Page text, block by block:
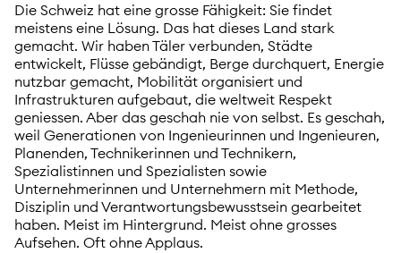
Die Schweiz hat eine grosse Fähigkeit: Sie findet
meistens eine Lösung. Das hat dieses Land stark
gemacht. Wir haben Täler verbunden, Städte
entwickelt, Flüsse gebändigt, Berge durchquert, Energie
nutzbar gemacht, Mobilität organisiert und
Infrastrukturen aufgebaut, die weltweit Respekt
geniessen. Aber das geschah nie von selbst. Es geschah,
weil Generationen von Ingenieurinnen und Ingenieuren,
Planenden, Technikerinnen und Technikern,
Spezialistinnen und Spezialisten sowie
Unternehmerinnen und Unternehmern mit Methode,
Disziplin und Verantwortungsbewusstsein gearbeitet
haben. Meist im Hintergrund. Meist ohne grosses
Aufsehen. Oft ohne Applaus.